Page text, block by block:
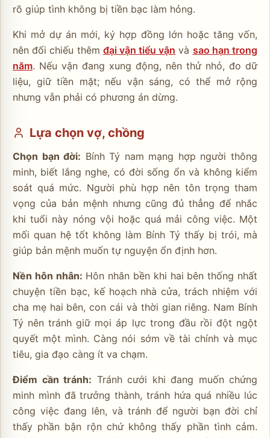
rõ giúp tình không bị tiền bạc làm hỏng.
Khi mở dự án mới, ký hợp đồng lớn hoặc tăng vốn,
nên đối chiếu thêm đại vận tiểu vận và sao hạn trong
năm. Nếu vận đang xung động, nên thử nhỏ, đo dữ
liệu, giữ tiền mặt; nếu vận sáng, có thể mở rộng
nhưng vẫn phải có phương án dừng.
Lựa chọn vợ, chồng
Chọn bạn đời: Bính Tý nam mạng hợp người thông
minh, biết lắng nghe, có đời sống ổn và không kiểm
soát quá mức. Người phù hợp nên tôn trọng tham
vọng của bản mệnh nhưng cũng đủ thẳng để nhắc
khi tuổi này nóng vội hoặc quá mải công việc. Một
mối quan hệ tốt không làm Bính Tý thấy bị trói, mà
giúp bản mệnh muốn tự nguyện ổn định hơn.
Nền hôn nhân: Hôn nhân bền khi hai bên thống nhất
chuyện tiền bạc, kế hoạch nhà cửa, trách nhiệm với
cha mẹ hai bên, con cái và thời gian riêng. Nam Bính
Tý nên tránh giữ mọi áp lực trong đầu rồi đột ngột
quyết một mình. Càng nói sớm về tài chính và mục
tiêu, gia đạo càng ít va chạm.
Điểm cần tránh: Tránh cưới khi đang muốn chứng
minh mình đã trưởng thành, tránh hứa quá nhiều lúc
công việc đang lên, và tránh để người bạn đời chỉ
thấy phần bận rộn chứ không thấy phần tình cảm.